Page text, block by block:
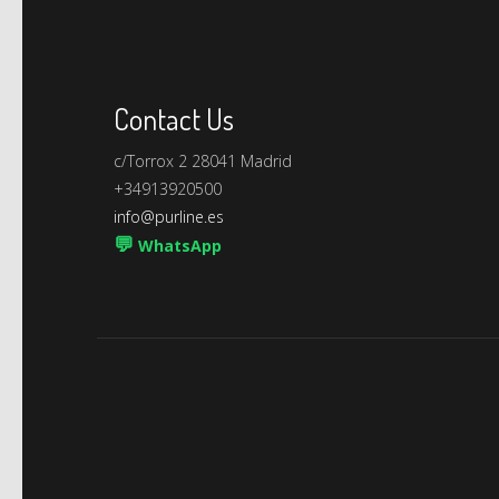
Contact Us
c/Torrox 2 28041 Madrid
+34913920500
info@purline.es
💬 WhatsApp